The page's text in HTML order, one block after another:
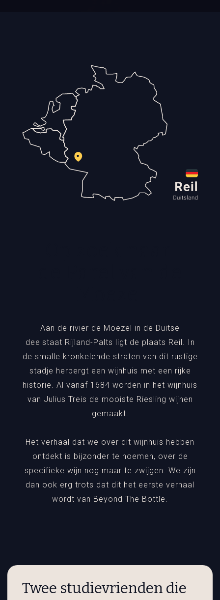
Aan de rivier de Moezel in de Duitse
deelstaat Rijland-Palts ligt de plaats Reil. In
de smalle kronkelende straten van dit rustige
stadje herbergt een wijnhuis met een rijke
historie. Al vanaf 1684 worden in het wijnhuis
van Julius Treis de mooiste Riesling wijnen
gemaakt.
Het verhaal dat we over dit wijnhuis hebben
ontdekt is bijzonder te noemen, over de
specifieke wijn nog maar te zwijgen. We zijn
dan ook erg trots dat dit het eerste verhaal
wordt van Beyond The Bottle.
Twee studievrienden die